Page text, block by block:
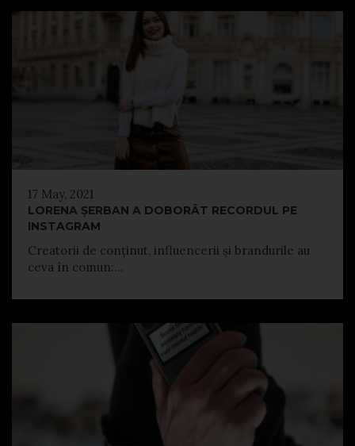
17 May, 2021
LORENA ȘERBAN A DOBORÂT RECORDUL PE
INSTAGRAM
Creatorii de conținut, influencerii și brandurile au
ceva în comun:...